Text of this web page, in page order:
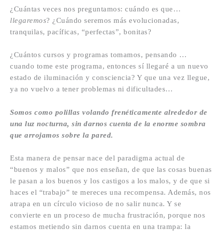
¿Cuántas veces nos preguntamos: cuándo es que…
llegaremos? ¿Cuándo seremos más evolucionadas,
tranquilas, pacíficas, “perfectas”, bonitas?
¿Cuántos cursos y programas tomamos, pensando …
cuando tome este programa, entonces sí llegaré a un nuevo
estado de iluminación y consciencia? Y que una vez llegue,
ya no vuelvo a tener problemas ni dificultades…
Somos como polillas volando frenéticamente alrededor de
una luz nocturna, sin darnos cuenta de la enorme sombra
que arrojamos sobre la pared.
Esta manera de pensar nace del paradigma actual de
“buenos y malos” que nos enseñan, de que las cosas buenas
le pasan a los buenos y los castigos a los malos, y de que si
haces el “trabajo” te mereces una recompensa. Además, nos
atrapa en un círculo vicioso de no salir nunca. Y se
convierte en un proceso de mucha frustración, porque nos
estamos metiendo sin darnos cuenta en una trampa: la